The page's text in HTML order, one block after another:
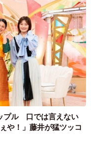
、信頼関係を築けてい
りがたいことです。
」という気持ちが強
ょうか？
よりもだいぶ広く取
いうことがなかなか
れが大きい分、なか
プル 口では言えない
や！」藤井が猛ツッコ